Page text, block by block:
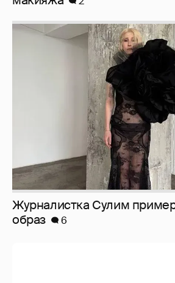
Журналистка Сулим
образ
6